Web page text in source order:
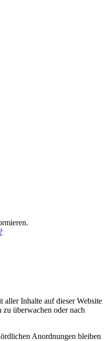
Inhalte auf dieser Website
überwachen oder nach
Anordnungen bleiben